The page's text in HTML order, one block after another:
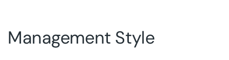
Management Style